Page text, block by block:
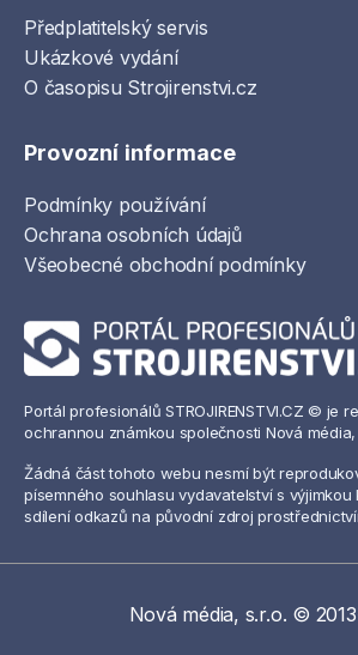
Předplatitelský servis
Ukázkové vydání
O časopisu Strojirenstvi.cz
Provozní informace
Podmínky používání
Ochrana osobních údajů
Všeobecné obchodní podmínky
Portál profesionálů STROJIRENSTVI.CZ © je
ochrannou známkou společnosti Nová média,
Žádná část tohoto webu nesmí být
písemného souhlasu vydavatelství s
sdílení odkazů na původní zdroj
Nová média, s.r.o. ©